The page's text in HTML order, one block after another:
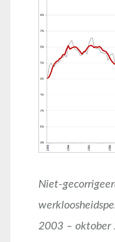
Niet-
2003 – oktober